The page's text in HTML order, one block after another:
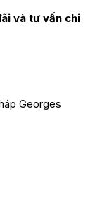
và tư vấn chi
Georges